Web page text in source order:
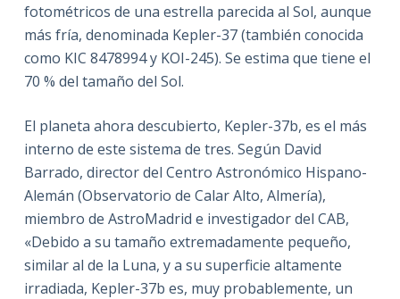
fotométricos de una estrella parecida al Sol, aunque
más fría, denominada Kepler-37 (también conocida
como KIC 8478994 y KOI-245). Se estima que tiene el
70 % del tamaño del Sol.
El planeta ahora descubierto, Kepler-37b, es el más
interno de este sistema de tres. Según David
Barrado, director del Centro Astronómico Hispano-
Alemán (Observatorio de Calar Alto, Almería),
miembro de AstroMadrid e investigador del CAB,
«Debido a su tamaño extremadamente pequeño,
similar al de la Luna, y a su superficie altamente
irradiada, Kepler-37b es, muy probablemente, un